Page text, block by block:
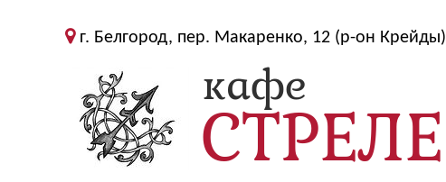
г. Белгород, пер. Макаренко, 12 (р-он Крейды)